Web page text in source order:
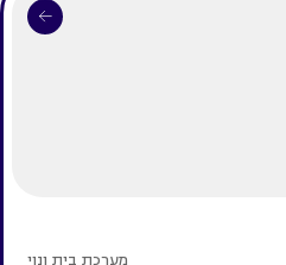
מערכת בית ונוי